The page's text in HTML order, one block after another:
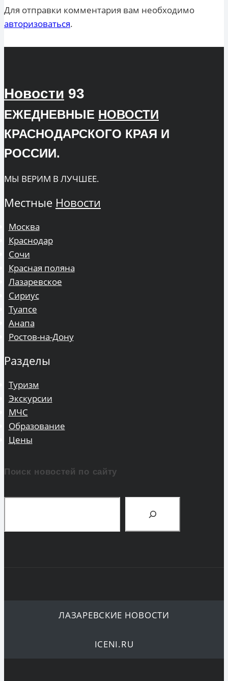
Для отправки комментария вам необходимо
авторизоваться.
Новости 93
ЕЖЕДНЕВНЫЕ НОВОСТИ
КРАСНОДАРСКОГО КРАЯ И
РОССИИ.
МЫ ВЕРИМ В ЛУЧШЕЕ.
Местные Новости
Москва
Краснодар
Сочи
Красная поляна
Лазаревское
Сириус
Туапсе
Анапа
Ростов-на-Дону
Разделы
Туризм
Экскурсии
МЧС
Образование
Цены
Поиск новостей по сайту
ЛАЗАРЕВСКИЕ НОВОСТИ
ICENI.RU